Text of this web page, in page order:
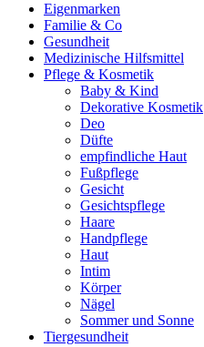
Eigenmarken
Familie & Co
Gesundheit
Medizinische Hilfsmittel
Pflege & Kosmetik
Baby & Kind
Dekorative Kosmetik
Deo
Düfte
empfindliche Haut
Fußpflege
Gesicht
Gesichtspflege
Haare
Handpflege
Haut
Intim
Körper
Nägel
Sommer und Sonne
Tiergesundheit